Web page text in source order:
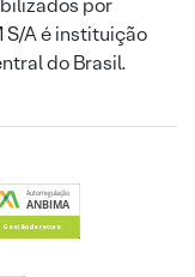
por
S/A é instituição
do Brasil.